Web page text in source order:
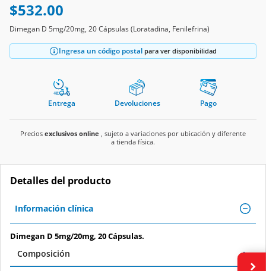
$532.00
Dimegan D 5mg/20mg, 20 Cápsulas (Loratadina, Fenilefrina)
Ingresa un código postal para ver disponibilidad
Entrega Devoluciones Pago
Precios exclusivos online , sujeto a variaciones por ubicación y diferente
a tienda física.
Detalles del producto
Información clínica
Dimegan D 5mg/20mg, 20 Cápsulas.
Composición